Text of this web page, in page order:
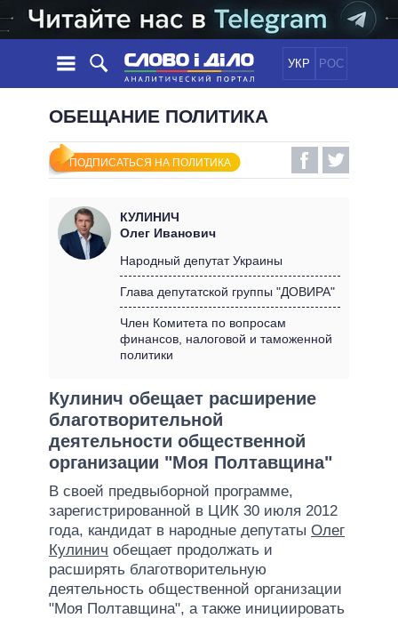
УКР РОС
НОВОСТИ
ЛЕНТА
СОБЫТИЯ
СТАТЬИ
МНЕНИЯ
ОБЗОРЫ
ДАЙДЖЕСТЫ
ПОЛИТИКА
ЭКОНОМИКА
МИР
ОБЕЩАНИЯ
ВСЕ ПОЛИТИКИ
ПРЕЗИДЕНТ И ОФИС
КАБИНЕТ МИНИСТРОВ
ГЛАВЫ ОБЛАДМИНИСТРАЦИЙ
ИНФОГРАФИКА
ВИДЕО
ПОДДЕРЖАТЬ
СРАВНЕНИЕ ПОЛИТИКОВ
ОБЕЩАНИЕ ПОЛИТИКА
ПОДПИСАТЬСЯ НА ПОЛИТИКА
КУЛИНИЧ
Олег Иванович
Народный депутат Украины
Глава депутатской группы "ДОВИРА"
Член Комитета по вопросам
финансов, налоговой и таможенной
политики
Кулинич обещает расширение
благотворительной
деятельности общественной
организации "Моя Полтавщина"
В своей предвыборной программе,
зарегистрированной в ЦИК 30 июля 2012
года, кандидат в народные депутаты Олег
Кулинич обещает продолжать и
расширять благотворительную
деятельность общественной организации
"Моя Полтавщина", а также инициировать